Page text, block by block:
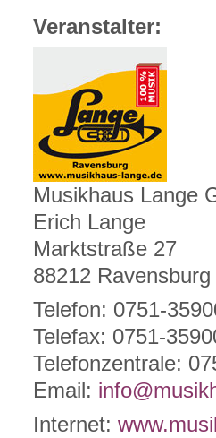
Veranstalter:
Musikhaus Lange
Erich Lange
Marktstraße 27
88212 Ravensburg
Telefon: 0751-
Telefax: 0751-
Telefonzentrale:
Email:
Internet: